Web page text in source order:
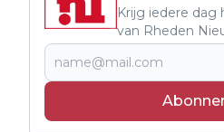
Krijg iedere dag
van Rheden